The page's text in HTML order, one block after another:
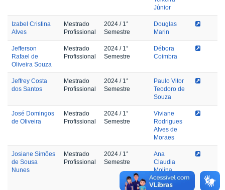
Júnior
Izabel Cristina
Alves
Mestrado
Profissional
2024 / 1°
Semestre
Douglas
Marin
Jefferson
Rafael de
Oliveira Souza
Mestrado
Profissional
2024 / 1°
Semestre
Débora
Coimbra
Jeffrey Costa
dos Santos
Mestrado
Profissional
2024 / 1°
Semestre
Paulo Vitor
Teodoro de
Souza
José Domingos
de Oliveira
Mestrado
Profissional
2024 / 1°
Semestre
Viviane
Rodrigues
Alves de
Moraes
Josiane Simões
de Sousa
Nunes
Mestrado
Profissional
2024 / 1°
Semestre
Ana
Claudia
Molina
Zaqueu
Xavier